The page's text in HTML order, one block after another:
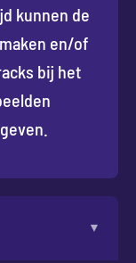
kunnen de
en/of
bij het